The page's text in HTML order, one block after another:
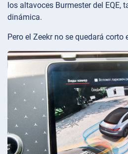
los altavoces Burmester del EQE,
dinámica.
Pero el Zeekr no se quedará corto